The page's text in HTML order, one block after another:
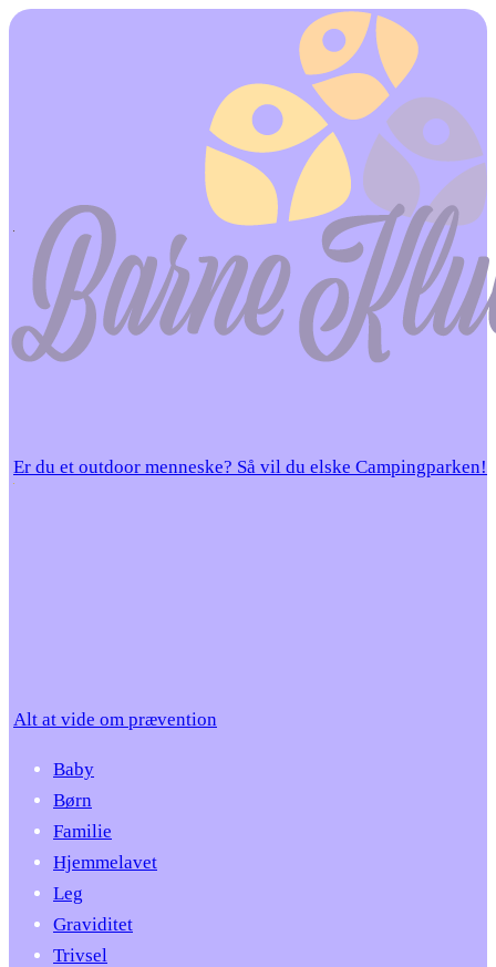
Er du et outdoor menneske? Så vil du elske Campingparken!
Alt at vide om prævention
Baby
Børn
Familie
Hjemmelavet
Leg
Graviditet
Trivsel